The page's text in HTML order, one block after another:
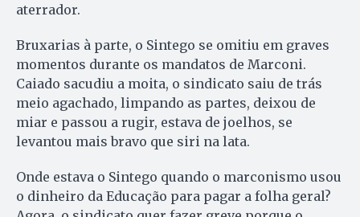
aterrador.
Bruxarias à parte, o Sintego se omitiu em graves
momentos durante os mandatos de Marconi.
Caiado sacudiu a moita, o sindicato saiu de trás
meio agachado, limpando as partes, deixou de
miar e passou a rugir, estava de joelhos, se
levantou mais bravo que siri na lata.
Onde estava o Sintego quando o marconismo usou
o dinheiro da Educação para pagar a folha geral?